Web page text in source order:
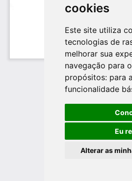
cookies
Este site utiliza
tecnologias de
melhorar sua
navegação para
propósitos: para
funcionalidade
Eu
Alterar as